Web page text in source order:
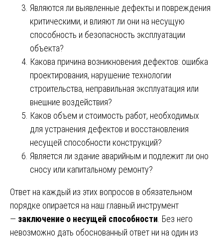
Являются ли выявленные дефекты и повреждения
критическими, и влияют ли они на несущую
способность и безопасность эксплуатации
объекта?
Какова причина возникновения дефектов: ошибка
проектирования, нарушение технологии
строительства, неправильная эксплуатация или
внешние воздействия?
Каков объем и стоимость работ, необходимых
для устранения дефектов и восстановления
несущей способности конструкций?
Является ли здание аварийным и подлежит ли оно
сносу или капитальному ремонту?
Ответ на каждый из этих вопросов в обязательном
порядке опирается на наш главный инструмент
— заключение о несущей способности . Без него
невозможно дать обоснованный ответ ни на один из